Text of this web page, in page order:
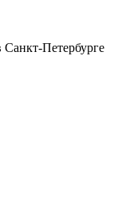
Петербурге